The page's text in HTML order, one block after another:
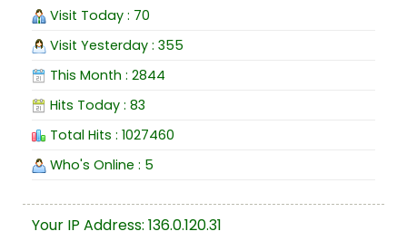
Visit Today : 70
Visit Yesterday : 355
This Month : 2844
Hits Today : 83
Total Hits : 1027460
Who's Online : 5
Your IP Address: 136.0.120.31